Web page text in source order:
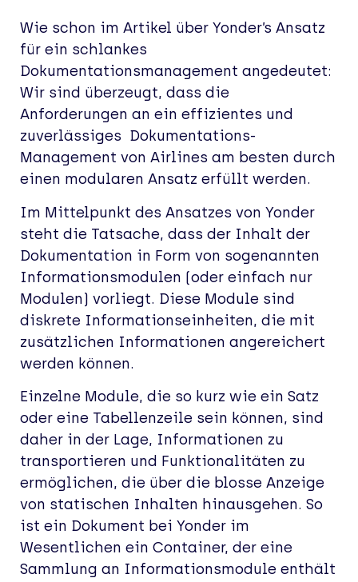
Wie schon im Artikel über Yonder’s Ansatz
für ein schlankes
Dokumentationsmanagement angedeutet:
Wir sind überzeugt, dass die
Anforderungen an ein effizientes und
zuverlässiges Dokumentations-
Management von Airlines am besten durch
einen modularen Ansatz erfüllt werden.
Im Mittelpunkt des Ansatzes von Yonder
steht die Tatsache, dass der Inhalt der
Dokumentation in Form von sogenannten
Informationsmodulen (oder einfach nur
Modulen) vorliegt. Diese Module sind
diskrete Informationseinheiten, die mit
zusätzlichen Informationen angereichert
werden können.
Einzelne Module, die so kurz wie ein Satz
oder eine Tabellenzeile sein können, sind
daher in der Lage, Informationen zu
transportieren und Funktionalitäten zu
ermöglichen, die über die blosse Anzeige
von statischen Inhalten hinausgehen. So
ist ein Dokument bei Yonder im
Wesentlichen ein Container, der eine
Sammlung an Informationsmodule enthält